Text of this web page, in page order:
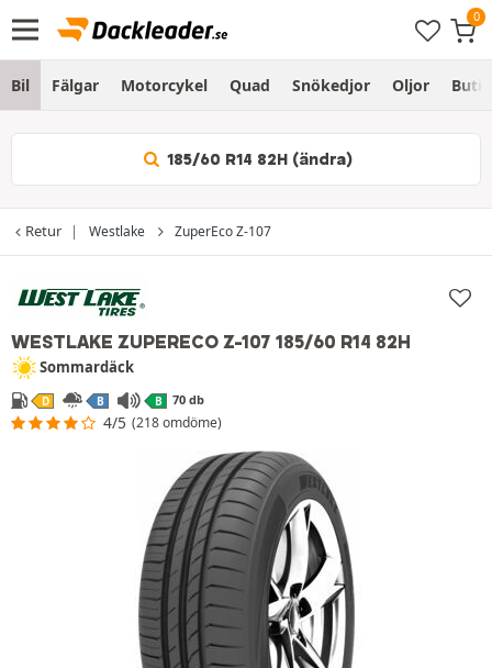
Bil Fälgar Motorcykel Quad Snökedjor Oljor Butik
185/60 R14 82H (ändra)
Retur Westlake ZuperEco Z-107
WESTLAKE ZUPERECO Z-107 185/60 R14 82H
Sommardäck
D B B 70 db
4/5 (218 omdöme)